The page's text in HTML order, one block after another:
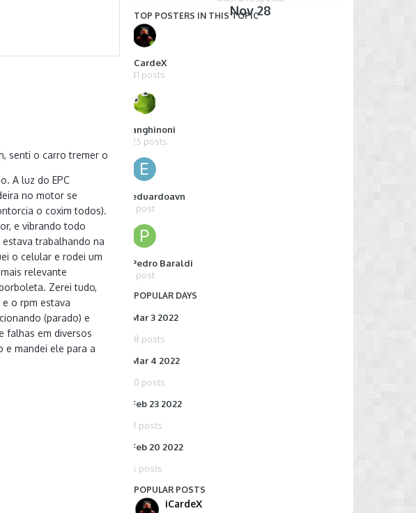
senti o carro tremer o
A luz do EPC
no motor se
o coxim todos).
e vibrando todo
trabalhando na
o celular e rodei um
relevante
Zerei tudo,
o rpm estava
(parado) e
falhas em diversos
e mandei ele para a
Nov 28
TOP POSTERS IN THIS TOPIC
iCardeX
41 posts
anghinoni
25 posts
eduardoavn
1 post
Pedro Baraldi
1 post
POPULAR DAYS
Mar 3 2022
18 posts
Mar 4 2022
10 posts
Feb 23 2022
8 posts
Feb 20 2022
6 posts
POPULAR POSTS
iCardeX